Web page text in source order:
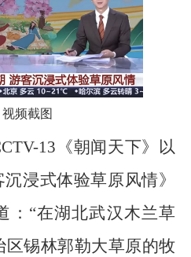
视频截图
13《朝闻天下》以
沉浸式体验草原风情》
：“在湖北武汉木兰草
区锡林郭勒大草原的牧